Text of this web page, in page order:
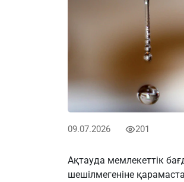
09.07.2026 201
Ақтауда мемлекеттік
шешілмегеніне